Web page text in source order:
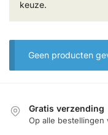
keuze.
Geen producten
Gratis verzending
Op alle bestellingen